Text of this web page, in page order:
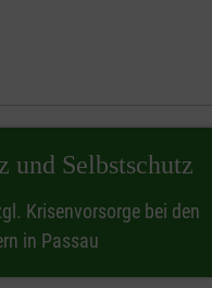
und Selbstschutz
Krisenvorsorge bei den
in Passau